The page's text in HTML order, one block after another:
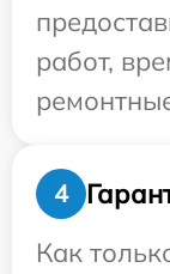
работ,
4
Как